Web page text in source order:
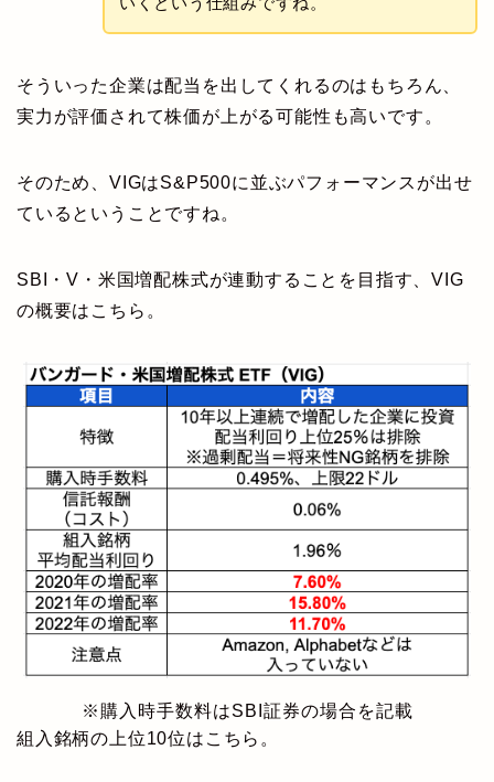
そういった企業は配当を出してくれるのはもちろん、
実力が評価されて株価が上がる可能性も高いです。
そのため、VIGはS&P500に並ぶパフォーマンスが出せ
ているということですね。
SBI・V・米国増配株式が連動することを目指す、VIG
の概要はこちら。
※購入時手数料はSBI証券の場合を記載
組入銘柄の上位10位はこちら。